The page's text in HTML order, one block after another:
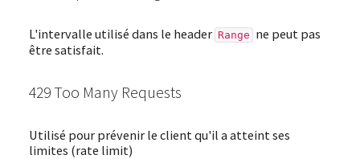
L'intervalle utilisé dans le header Range ne peut pas
être satisfait.
429 Too Many Requests
Utilisé pour prévenir le client qu'il a atteint ses
limites (rate limit)